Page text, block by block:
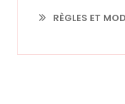
RÈGLES ET